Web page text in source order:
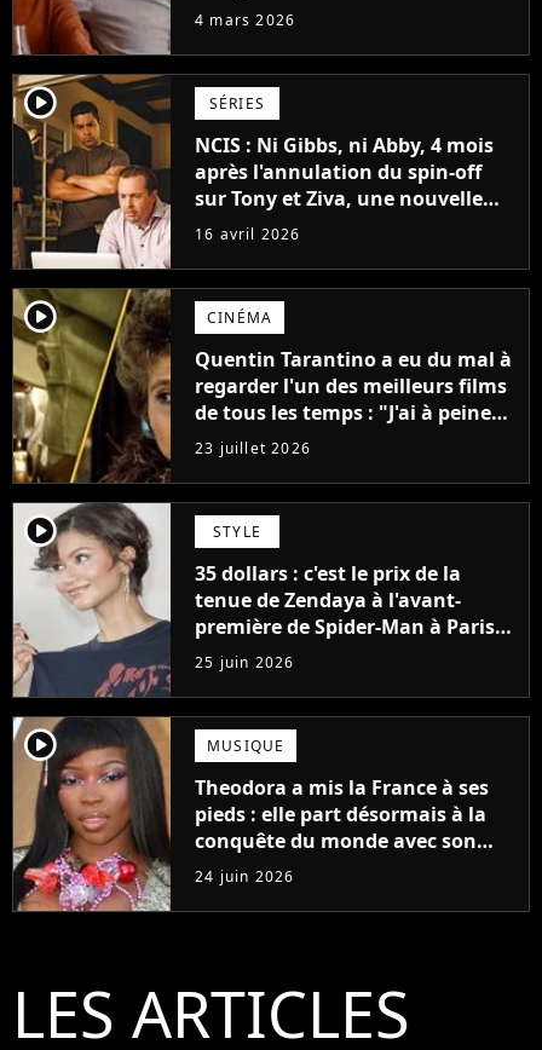
4 mars 2026
player2 SÉRIES
NCIS : Ni Gibbs, ni Abby, 4 mois
après l'annulation du spin-off
sur Tony et Ziva, une nouvelle
série avec un personnage adoré
16 avril 2026
player2 CINÉMA
Quentin Tarantino a eu du mal à
regarder l'un des meilleurs films
de tous les temps : "J'ai à peine
réussi à aller jusqu'au générique
de fin"
23 juillet 2026
player2 STYLE
35 dollars : c'est le prix de la
tenue de Zendaya à l'avant-
première de Spider-Man à Paris,
"Le style n'a pas besoin de coûter
une fortune"
25 juin 2026
player2 MUSIQUE
Theodora a mis la France à ses
pieds : elle part désormais à la
conquête du monde avec son
premier gros feat international
24 juin 2026
LES ARTICLES